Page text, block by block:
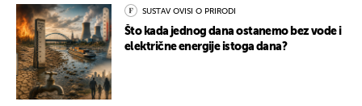
SUSTAV OVISI O PRIRODI
Što kada jednog dana ostanemo bez vode i
električne energije istoga dana?